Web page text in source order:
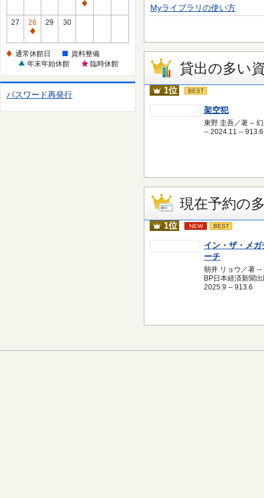
館
日
通
館
日
27
28
通
休
日
29 30
通常休館日
資料整備
年末年始休館
臨時休館
パスワード再発行
Myライブラリの使い方
貸出の多い
1位 BEST
架空犯
東野 圭吾／著 --
-- 2024.11 -- 913.6
現在予約の
1位 NEW BEST
イン・ザ・メガ
ーチ
朝井 リョウ／著 --
BP日本経済新聞
2025.9 -- 913.6